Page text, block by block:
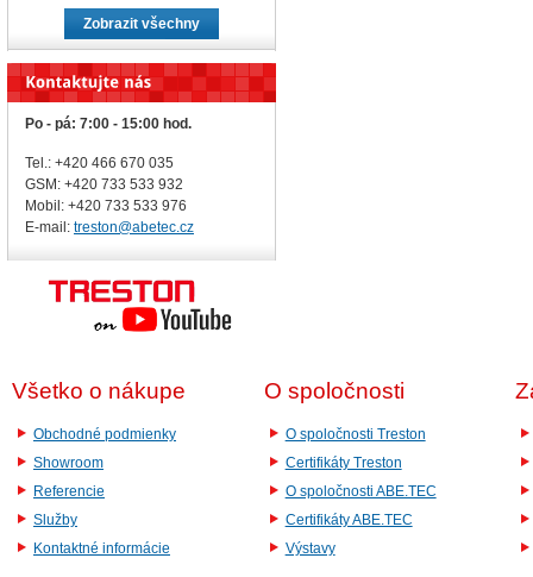
Zobrazit všechny
Po - pá: 7:00 - 15:00 hod.
Tel.: +420 466 670 035
GSM: +420 733 533 932
Mobil: +420 733 533 976
E-mail: treston@abetec.cz
Všetko o nákupe
Obchodné podmienky
Showroom
Referencie
Služby
Kontaktné informácie
O spoločnosti
O spoločnosti Treston
Certifikáty Treston
O spoločnosti ABE.TEC
Certifikáty ABE.TEC
Výstavy